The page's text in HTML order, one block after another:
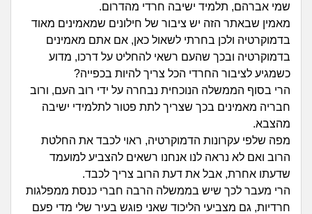
מתחם הטיפים
מדורים
זוגיות
הורות ומשפחה
מתבגרים
חיפוש שאלות
הרשמה התחברות
שמי אברהם, תלמיד ישיבה חרדי מהדרום.
מאמין שבאתר הזה יש ציבור של חילונים שמאמינים מאוד
בדמוקרטיה ולכן בחרתי לשאול כאן, אם אתם מאמינים
בדמוקרטיה ובכך שהעם רשאי להחליט על דרכו, מדוע
כשמגיע לציבור החרדי הכל צריך להיות בכפייה?
הרי בסוף הממשלה הנוכחית נבחרה על ידי רוב העם, ורוב
חבריה מאמינים בכך שצריך לתת פטור לתלמידי ישיבה
מהצבא.
מפה שלפי עקרונות הדמוקרטיה, ראוי לכבד את החלטת
הרוב ואם לא נראה לנו אנחנו רשאים להצביע למועמד
שדעתו אחרת, אבל את דעת הרוב צריך לכבד.
הרי מעבר לכך שיש בממשלה הרבה חברי כנסת ממפלגות
חרדיות, גם מצביעי הליכוד שאני פוגש בעיר שלי מדי פעם